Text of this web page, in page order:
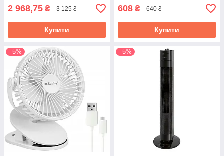
2 968,75 ₴ 3 125 ₴
Купити
608 ₴ 640 ₴
Купити
–5% –5%